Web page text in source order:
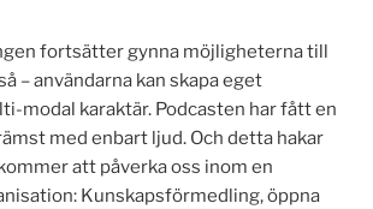
fortsätter gynna möjligheterna till
– användarna kan skapa eget
modal karaktär. Podcasten har fått en
med enbart ljud. Och detta hakar
att påverka oss inom en
Kunskapsförmedling, öppna